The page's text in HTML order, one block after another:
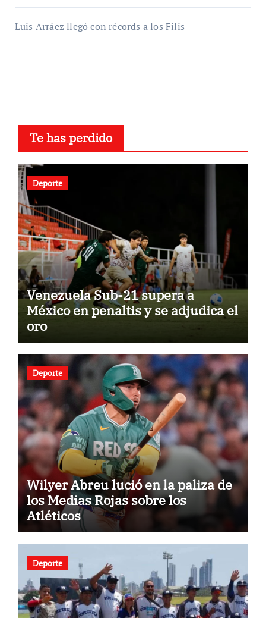
Luis Arráez llegó con récords a los Filis
Te has perdido
Deporte
Venezuela Sub-21 supera a
México en penaltis y se adjudica el
oro
Deporte
Wilyer Abreu lució en la paliza de
los Medias Rojas sobre los
Atléticos
Deporte